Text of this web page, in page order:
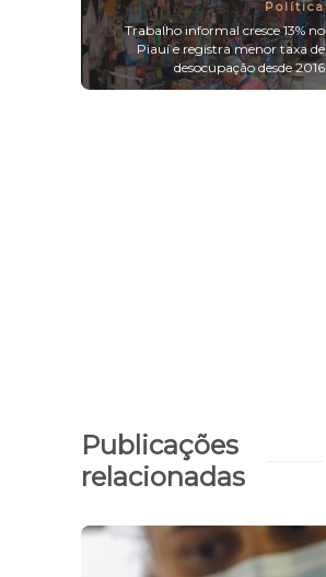
Política
Trabalho informal cresce 13% no
Piauí e registra menor taxa de
Publicações
relacionadas